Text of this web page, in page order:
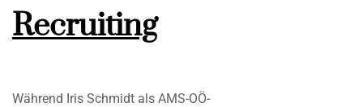
Recruiting
Während Iris Schmidt als AMS-OÖ-